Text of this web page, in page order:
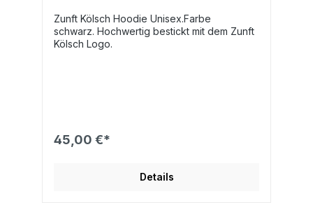
Zunft Kölsch Hoodie Unisex.Farbe
schwarz. Hochwertig bestickt mit dem Zunft
Kölsch Logo.
45,00 €*
Details